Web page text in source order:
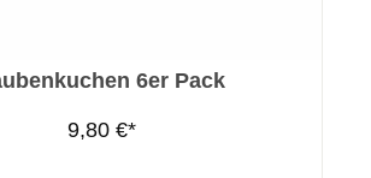
6er Pack
9,80 €*